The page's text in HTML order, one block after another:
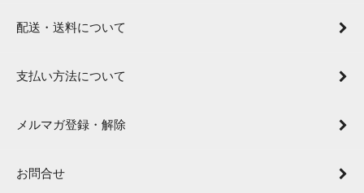
配送・送料について
支払い方法について
メルマガ登録・解除
お問合せ